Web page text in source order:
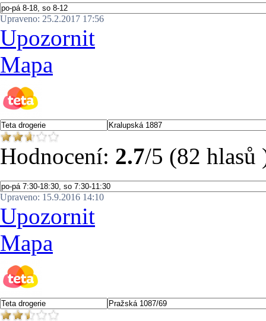
Upraveno: 25.2.2017 17:56
Upozornit
Mapa
Hodnocení: 2.7/5 (82 hlasů
Upraveno: 15.9.2016 14:10
Upozornit
Mapa